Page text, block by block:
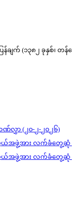
က် (၁၃၈၂ ခုနှစ်၊ တ
ဏ်လွှာ (၂၀-၂-၂၀၂၆)
လှယ်အဖွဲ့အား လက်ခံတွေ့ဆုံ
လှယ်အဖွဲ့အား လက်ခံတွေ့ဆုံ